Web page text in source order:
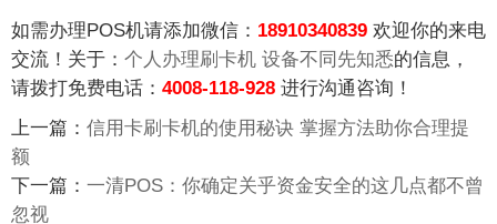
如需办理POS机请添加微信： 18910340839 欢迎你的来电
交流！关于： 个人办理刷卡机 设备不同先知悉的信息，
请拨打免费电话： 4008-118-928 进行沟通咨询！
上一篇： 信用卡刷卡机的使用秘诀 掌握方法助你合理提
额
下一篇： 一清POS：你确定关乎资金安全的这几点都不曾
忽视